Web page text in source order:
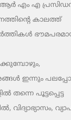
എം എ
കാലത്ത്
ഇന്നും
പൂട്ടപ്പെട്ട